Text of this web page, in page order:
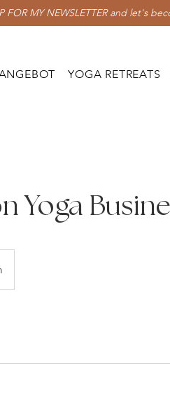
YOGA RETREATS
FOR MY NEWSLETTER and let's
Yoga